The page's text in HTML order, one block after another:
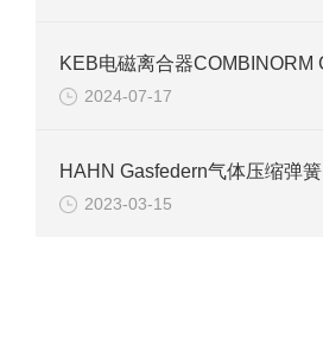
2024-07-17
HAHN Gasfedern气体压缩弹簧
2023-03-15